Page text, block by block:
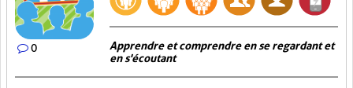
0
Apprendre et comprendre en se regardant et
en s'écoutant